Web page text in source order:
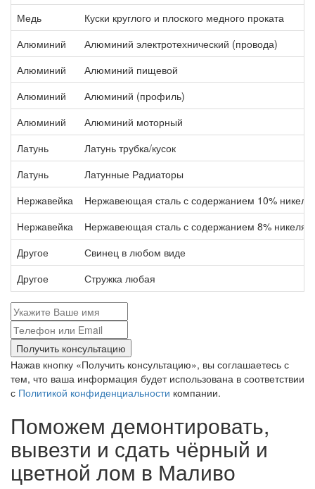
Медь
Куски круглого и плоского медного проката
Алюминий
Алюминий электротехнический (провода)
Алюминий
Алюминий пищевой
Алюминий
Алюминий (профиль)
Алюминий
Алюминий моторный
Латунь
Латунь трубка/кусок
Латунь
Латунные Радиаторы
Нержавейка
Нержавеющая сталь с содержанием 10% никеля
Нержавейка
Нержавеющая сталь с содержанием 8% никеля
Другое
Свинец в любом виде
Другое
Стружка любая
Получить консультацию
Нажав кнопку «Получить консультацию», вы соглашаетесь с
тем, что ваша информация будет использована в соответствии
с Политикой конфиденциальности компании.
Поможем демонтировать,
вывезти и сдать чёрный и
цветной лом в Маливо